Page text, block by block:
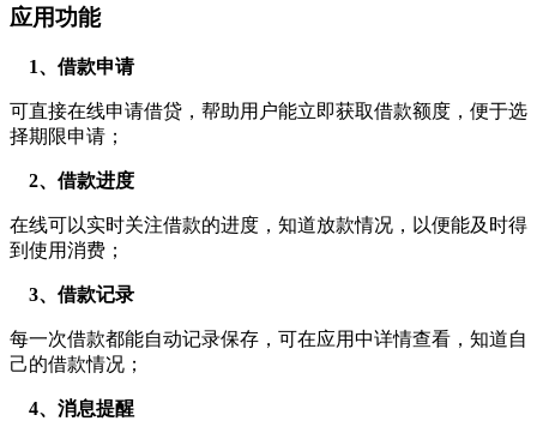
应用功能
1、借款申请
可直接在线申请借贷，帮助用户能立即获取借款额度，便于选
择期限申请；
2、借款进度
在线可以实时关注借款的进度，知道放款情况，以便能及时得
到使用消费；
3、借款记录
每一次借款都能自动记录保存，可在应用中详情查看，知道自
己的借款情况；
4、消息提醒